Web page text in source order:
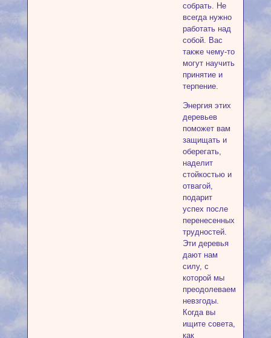
собрать. Не
всегда нужно
работать над
собой. Вас
также чему-то
могут научить
принятие и
терпение.
Энергия этих
деревьев
поможет вам
защищать и
оберегать,
наделит
стойкостью и
отвагой,
подарит
успех после
перенесенных
трудностей.
Эти деревья
дают нам
силу, с
которой мы
преодолеваем
невзгоды.
Когда вы
ищите совета,
как